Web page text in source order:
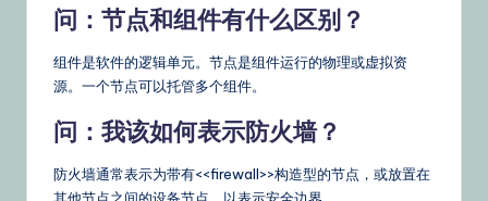
问：节点和组件有什么区别？
组件是软件的逻辑单元。节点是组件运行的物理或虚拟资
源。一个节点可以托管多个组件。
问：我该如何表示防火墙？
防火墙通常表示为带有<<firewall>>构造型的节点，或放置在
其他节点之间的设备节点，以表示安全边界。